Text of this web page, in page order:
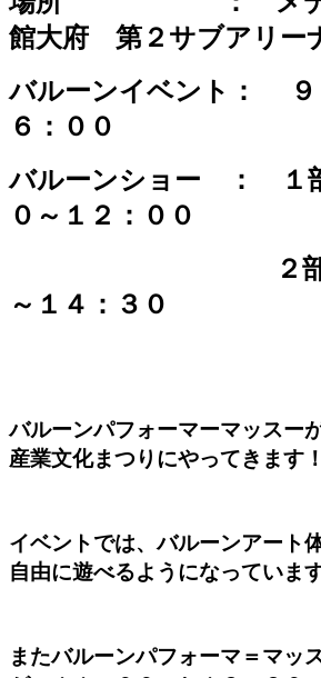
館大府 第２サブアリー
バルーンイベント： ９
６：００
バルーンショー ： １
０～１２：００
２部 １３
～１４：３０
バルーンパフォーマーマッスー
産業文化まつりにやってきます
イベントでは、バルーンアート
自由に遊べるようになっています
またバルーンパフォーマ＝マッ